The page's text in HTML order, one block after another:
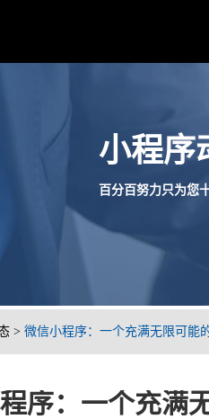
小程序
百分百努力只为您
> 微信小程序：一个充满无限可能
序：一个充满